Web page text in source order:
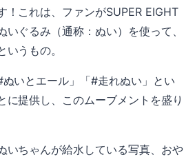
！これは、ファンがSUPER EIGHT
ぐるみ（通称：ぬい）を使って、
うもの。
いとエール」「#走れぬい」とい
に提供し、このムーブメントを盛り
いちゃんが給水している写真、おや